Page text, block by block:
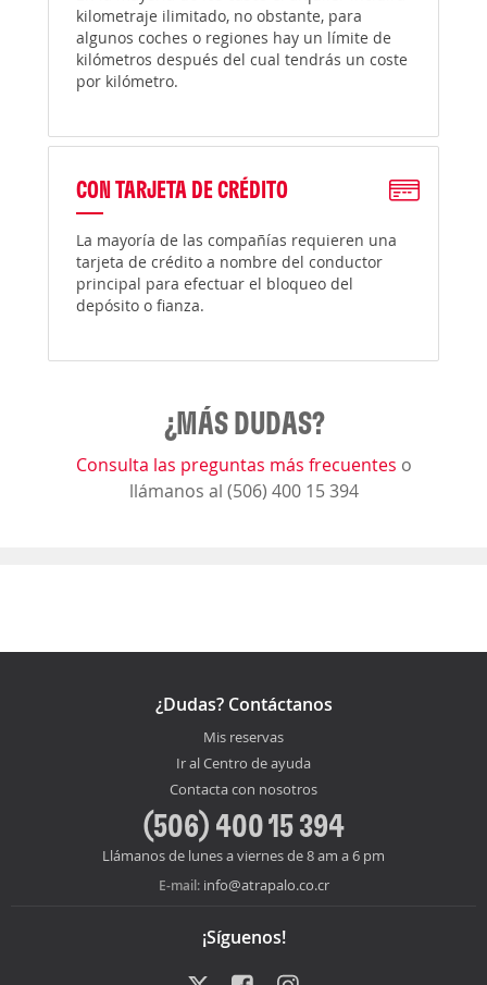
kilometraje ilimitado, no obstante, para
algunos coches o regiones hay un límite de
kilómetros después del cual tendrás un coste
por kilómetro.
CON TARJETA DE CRÉDITO
La mayoría de las compañías requieren una
tarjeta de crédito a nombre del conductor
principal para efectuar el bloqueo del
depósito o fianza.
¿MÁS DUDAS?
Consulta las preguntas más frecuentes o
llámanos al (506) 400 15 394
¿Dudas? Contáctanos
Mis reservas
Ir al Centro de ayuda
Contacta con nosotros
(506) 400 15 394
Llámanos de lunes a viernes de 8 am a 6 pm
E-mail: info@atrapalo.co.cr
¡Síguenos!